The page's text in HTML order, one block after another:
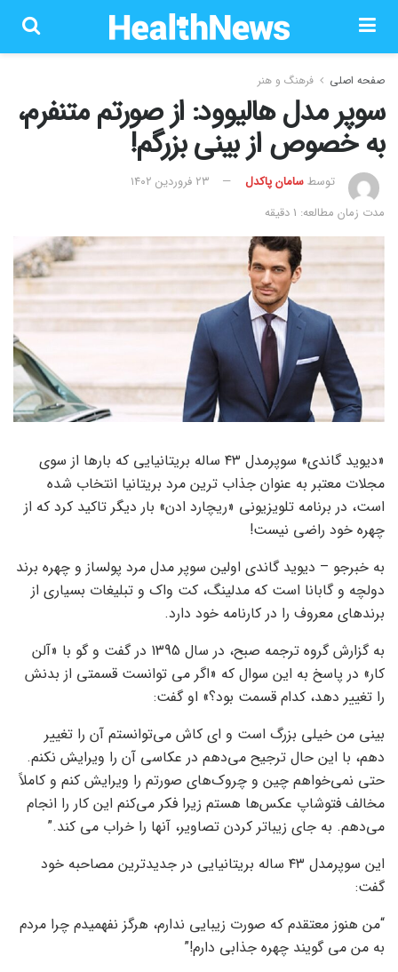
صفحه اصلی فرهنگ و هنر
سوپر مدل هالیوود: از صورتم متنفرم،
به خصوص از بینی بزرگم!
توسطسامان پاکدل
۲۳ فروردین ۱۴۰۲
مدت زمان مطالعه: 1 دقیقه
«دیوید گاندی» سوپرمدل ۴۳ ساله بریتانیایی که بارها از سوی
مجلات معتبر به عنوان جذاب ترین مرد بریتانیا انتخاب شده
است، در برنامه تلویزیونی «ریچارد ادن» بار دیگر تاکید کرد که از
چهره خود راضی نیست!
به خبرجو – دیوید گاندی اولین سوپر مدل مرد پولساز و چهره برند
دولچه و گابانا است که مدلینگ، کت واک و تبلیغات بسیاری از
برندهای معروف را در کارنامه خود دارد.
به گزارش گروه ترجمه صبح، در سال 1395 در گفت و گو با «آلن
کار» در پاسخ به این سوال که «اگر می توانست قسمتی از بدنش
را تغییر دهد، کدام قسمت بود؟» او گفت:
بینی من خیلی بزرگ است و ای کاش می‌توانستم آن را تغییر
دهم، با این حال ترجیح می‌دهم در عکاسی آن را ویرایش نکنم.
حتی نمی‌خواهم چین و چروک‌های صورتم را ویرایش کنم و کاملاً
مخالف فتوشاپ عکس‌ها هستم زیرا فکر می‌کنم این کار را انجام
می‌دهم. به جای زیباتر کردن تصاویر، آنها را خراب می کند.”
این سوپرمدل ۴۳ ساله بریتانیایی در جدیدترین مصاحبه خود
گفت:
“من هنوز معتقدم که صورت زیبایی ندارم، هرگز نفهمیدم چرا مردم
به من می گویند چهره جذابی دارم!”